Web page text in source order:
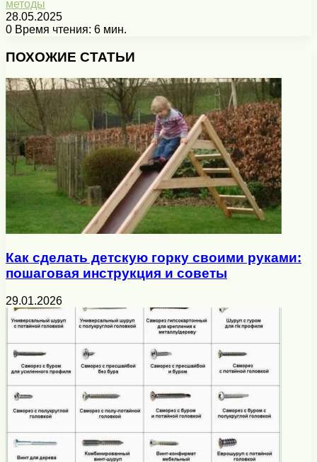
методы
28.05.2025
0 Время чтения: 6 мин.
ПОХОЖИЕ СТАТЬИ
Как сделать детскую горку своими руками:
пошаговая инструкция и советы
29.01.2026